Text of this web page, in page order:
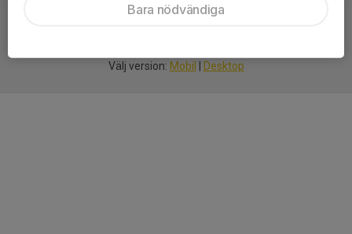
Välj version: Mobil Desktop
Bara nödvändiga